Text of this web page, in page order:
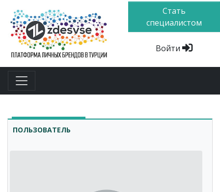
Стать
специалистом
Войти
ПОЛЬЗОВАТЕЛЬ